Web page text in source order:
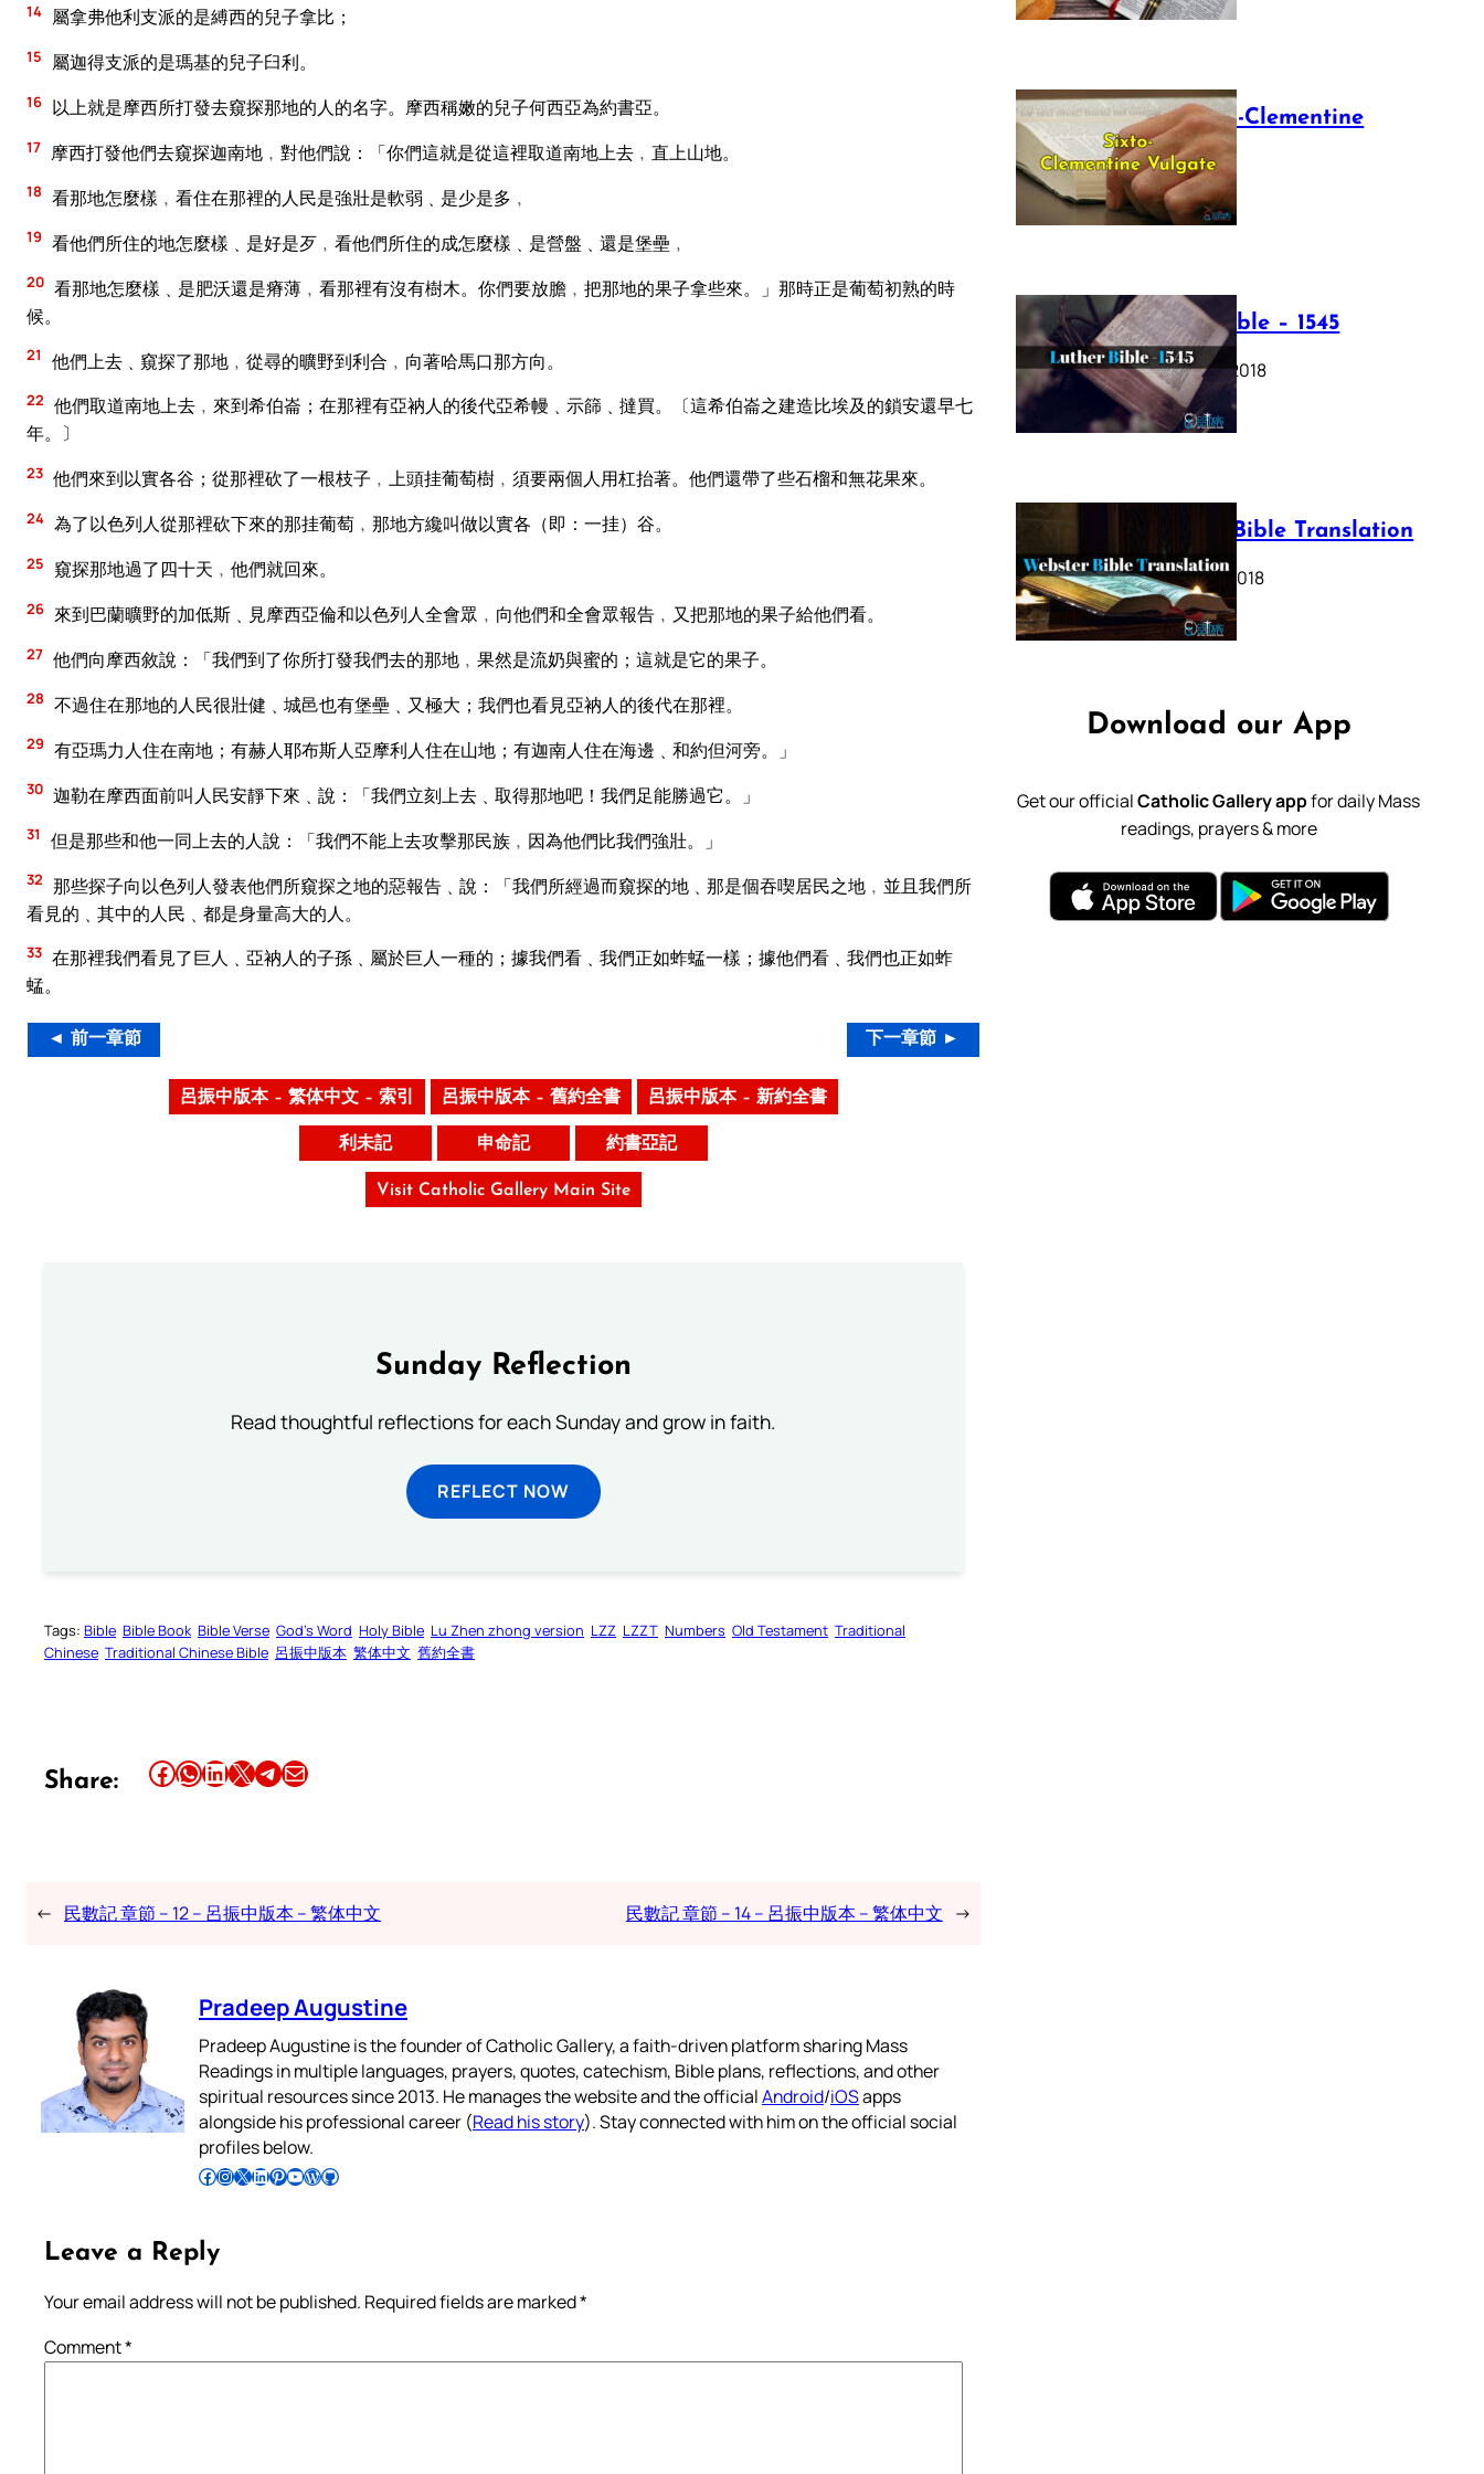
14 屬拿弗他利支派的是縛西的兒子拿比；
15 屬迦得支派的是瑪基的兒子臼利。
16 以上就是摩西所打發去窺探那地的人的名字。摩西稱嫩的兒子何西亞為約書亞。
17 摩西打發他們去窺探迦南地﹐對他們說：「你們這就是從這裡取道南地上去﹐直上山地。
18 看那地怎麼樣﹐看住在那裡的人民是強壯是軟弱﹑是少是多﹐
19 看他們所住的地怎麼樣﹑是好是歹﹐看他們所住的成怎麼樣﹑是營盤﹑還是堡壘﹐
20 看那地怎麼樣﹑是肥沃還是瘠薄﹐看那裡有沒有樹木。你們要放膽﹐把那地的果子拿些來。」那時正是葡萄初熟的時
候。
21 他們上去﹑窺探了那地﹐從尋的曠野到利合﹐向著哈馬口那方向。
22 他們取道南地上去﹐來到希伯崙；在那裡有亞衲人的後代亞希幔﹑示篩﹑撻買。〔這希伯崙之建造比埃及的鎖安還早七
年。〕
23 他們來到以實各谷；從那裡砍了一根枝子﹐上頭挂葡萄樹﹐須要兩個人用杠抬著。他們還帶了些石榴和無花果來。
24 為了以色列人從那裡砍下來的那挂葡萄﹐那地方纔叫做以實各（即：一挂）谷。
25 窺探那地過了四十天﹐他們就回來。
26 來到巴蘭曠野的加低斯﹑見摩西亞倫和以色列人全會眾﹐向他們和全會眾報告﹐又把那地的果子給他們看。
27 他們向摩西敘說：「我們到了你所打發我們去的那地﹐果然是流奶與蜜的；這就是它的果子。
28 不過住在那地的人民很壯健﹑城邑也有堡壘﹑又極大；我們也看見亞衲人的後代在那裡。
29 有亞瑪力人住在南地；有赫人耶布斯人亞摩利人住在山地；有迦南人住在海邊﹑和約但河旁。」
30 迦勒在摩西面前叫人民安靜下來﹑說：「我們立刻上去﹑取得那地吧！我們足能勝過它。」
31 但是那些和他一同上去的人說：「我們不能上去攻擊那民族﹐因為他們比我們強壯。」
32 那些探子向以色列人發表他們所窺探之地的惡報告﹑說：「我們所經過而窺探的地﹑那是個吞喫居民之地﹐並且我們所
看見的﹑其中的人民﹑都是身量高大的人。
33 在那裡我們看見了巨人﹑亞衲人的子孫﹑屬於巨人一種的；據我們看﹑我們正如蚱蜢一樣；據他們看﹑我們也正如蚱
蜢。
◄ 前一章節 下一章節 ►
呂振中版本 – 繁体中文 – 索引 呂振中版本 – 舊約全書 呂振中版本 – 新約全書
利未記 申命記 約書亞記
Visit Catholic Gallery Main Site
Sunday Reflection
Read thoughtful reflections for each Sunday and grow in faith.
REFLECT NOW
Tags: Bible Bible Book Bible Verse God’s Word Holy Bible Lu Zhen zhong version LZZ LZZT Numbers Old Testament Traditional
Chinese Traditional Chinese Bible 呂振中版本 繁体中文 舊約全書
Share: Share this article on Facebook Share this article on WhatsApp Share this article on LinkedIn Share this article on X Share this article on TelegramEmail this Article
← 民數記 章節 – 12 – 呂振中版本 – 繁体中文 民數記 章節 – 14 – 呂振中版本 – 繁体中文 →
Pradeep Augustine
Pradeep Augustine is the founder of Catholic Gallery, a faith-driven platform sharing Mass
Readings in multiple languages, prayers, quotes, catechism, Bible plans, reflections, and other
spiritual resources since 2013. He manages the website and the officialAndroid/iOSapps
alongside his professional career (Read his story). Stay connected with him on the official social
profiles below.
Follow Pradeep on Facebook Follow Pradeep on InstagramFollow Pradeep on X Follow Pradeep on LinkedIn Follow Pradeep on Pinterest Subscribe to Pradeep’s Youtube Channel Follow Pradeep on WordPress Follow Pradeep on GitHub
Leave a Reply
Your email address will not be published. Required fields are marked*
Comment*
The Sixto-Clementine
Vulgate
July 12, 2025
Luther Bible – 1545
October 17, 2018
Webster Bible Translation
October 11, 2018
Download our App
Get our officialCatholic Gallery appfor daily Mass
readings, prayers & more